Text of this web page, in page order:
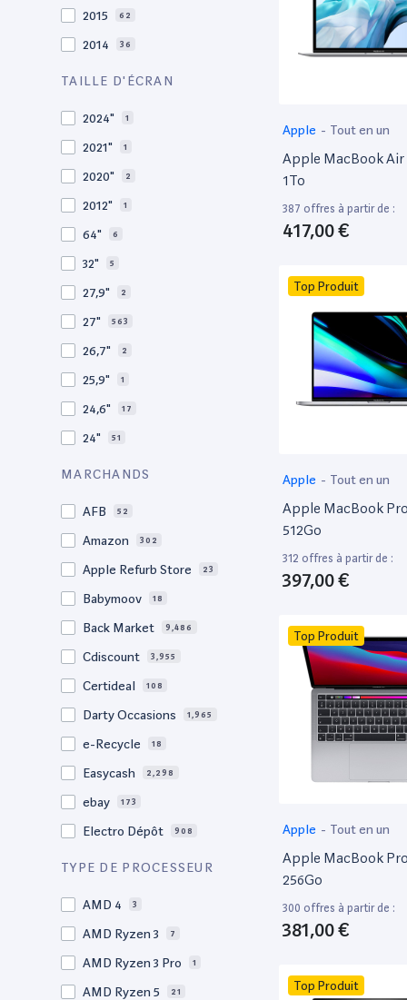
2015 62
2014 36
2013
TAILLE D'ÉCRAN
2024" 1
2021" 1
2020" 2
2012" 1
64" 6
32" 5
27,9" 2
27" 563
26,7" 2
25,9" 1
24,6" 17
24" 51
21,5"
15.5" 1
15,4"
15.4" 70
15.3" 2
15" 207
MARCHANDS
AFB 52
Amazon 302
Apple Refurb Store 23
Babymoov 18
Back Market 9,486
Cdiscount 3,955
Certideal 108
Darty Occasions 1,965
e-Recycle 18
Easycash 2,298
ebay 173
Electro Dépôt 908
Factorefurb
TYPE DE PROCESSEUR
AMD 4 3
AMD Ryzen 3 7
AMD Ryzen 3 Pro 1
AMD Ryzen 5 21
Apple - Tout en un
Apple MacBook Air
1To
387 offres à partir de :
417,00 €
Top Produit
Apple - Tout en un
Apple MacBook Pro
512Go
312 offres à partir de :
397,00 €
Top Produit
Apple - Tout en un
Apple MacBook Pro
256Go
300 offres à partir de :
381,00 €
Top Produit